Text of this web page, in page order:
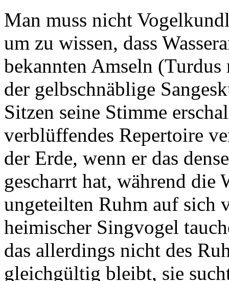
Man muss nicht
um zu wissen, dass
bekannten Amseln
der gelbschnäblige
Sitzen seine Stimme
verblüffendes Repertoire
der Erde, wenn er das
gescharrt hat, während die
ungeteilten Ruhm auf sich
heimischer Singvogel
das allerdings nicht des
gleichgültig bleibt, sie